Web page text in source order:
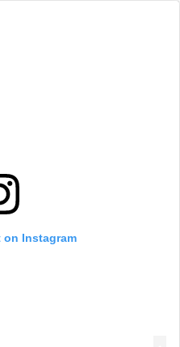
Instagram